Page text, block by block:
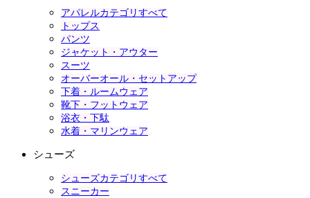
アパレルカテゴリすべて
トップス
パンツ
ジャケット・アウター
スーツ
オーバーオール・セットアップ
下着・ルームウェア
靴下・フットウェア
浴衣・下駄
水着・マリンウェア
シューズ
シューズカテゴリすべて
スニーカー